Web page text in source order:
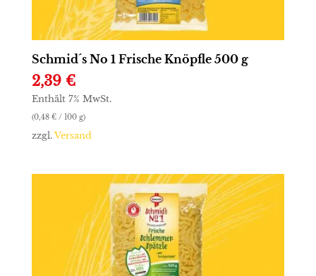
Schmid´s No 1 Frische Knöpfle 500 g
2,39 €
Enthält 7% MwSt.
(0,48 €/ 100 g)
zzgl.Versand